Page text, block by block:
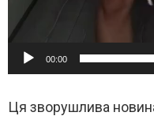
00:00
Ця зворушлива